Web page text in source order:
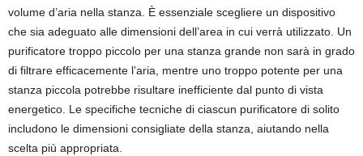
volume d’aria nella stanza. È essenziale scegliere un dispositivo
che sia adeguato alle dimensioni dell’area in cui verrà utilizzato. Un
purificatore troppo piccolo per una stanza grande non sarà in grado
di filtrare efficacemente l’aria, mentre uno troppo potente per una
stanza piccola potrebbe risultare inefficiente dal punto di vista
energetico. Le specifiche tecniche di ciascun purificatore di solito
includono le dimensioni consigliate della stanza, aiutando nella
scelta più appropriata.